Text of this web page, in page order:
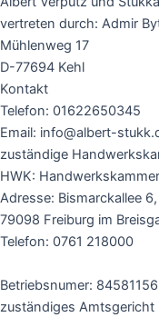
vertreten durch: Admir
Mühlenweg 17
D-77694 Kehl
Kontakt
Telefon: 01622650345
Email: info@albert-
zuständige
HWK:
Adresse: Bismarckallee 6,
79098 Freiburg im
Telefon: 0761 218000
Betriebsnumer: 84581156
zuständiges Amtsgericht